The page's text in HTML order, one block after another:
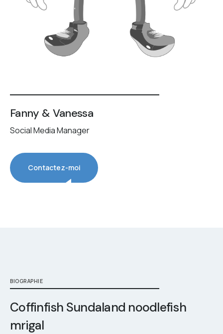
Fanny & Vanessa
Social Media Manager
Contactez-moi
BIOGRAPHIE
Coffinfish Sundaland noodlefish
mrigal